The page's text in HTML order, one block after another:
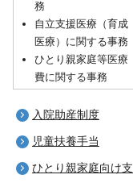
務
自立支援医療（育成
医療）に関する事務
ひとり親家庭等医療
費に関する事務
入院助産制度
児童扶養手当
ひとり親家庭向け